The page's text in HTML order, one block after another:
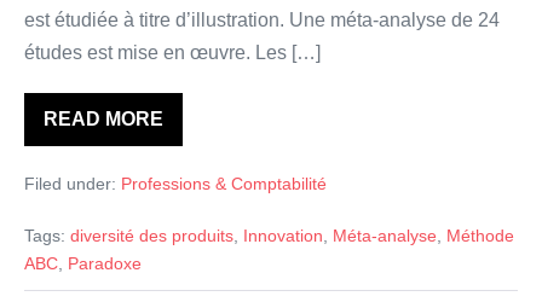
?
est étudiée à titre d’illustration. Une méta-analyse de 24
études est mise en œuvre. Les […]
READ MORE
La
faible
des
contrôle
de
Filed under: Professions & Comptabilité
Tags: diversité des produits, Innovation, Méta-analyse, Méthode
ABC, Paradoxe